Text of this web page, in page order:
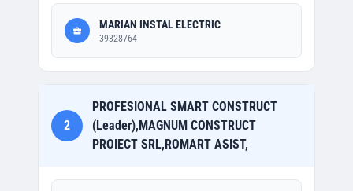
MARIAN INSTAL ELECTRIC
39328764
2
PROFESIONAL SMART CONSTRUCT
(Leader),MAGNUM CONSTRUCT
PROIECT SRL,ROMART ASIST,